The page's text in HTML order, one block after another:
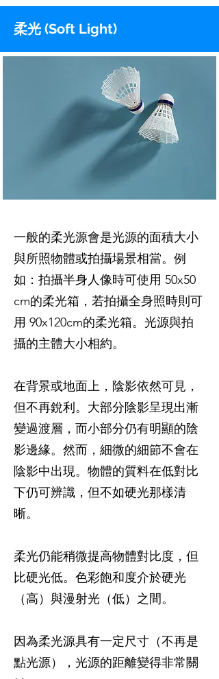
柔光 (Soft Light)
一般的柔光源會是光源的面積大小
與所照物體或拍攝場景相當。例
如：拍攝半身人像時可使用 50x50
cm的柔光箱，若拍攝全身照時則可
用 90x120cm的柔光箱。光源與拍
攝的主體大小相約。
在背景或地面上，陰影依然可見，
但不再銳利。大部分陰影呈現出漸
變過渡層，而小部分仍有明顯的陰
影邊緣。然而，細微的細節不會在
陰影中出現。物體的質料在低對比
下仍可辨識，但不如硬光那樣清
晰。
柔光仍能稍微提高物體對比度，但
比硬光低。色彩飽和度介於硬光
（高）與漫射光（低）之間。
因為柔光源具有一定尺寸（不再是
點光源），光源的距離變得非常關